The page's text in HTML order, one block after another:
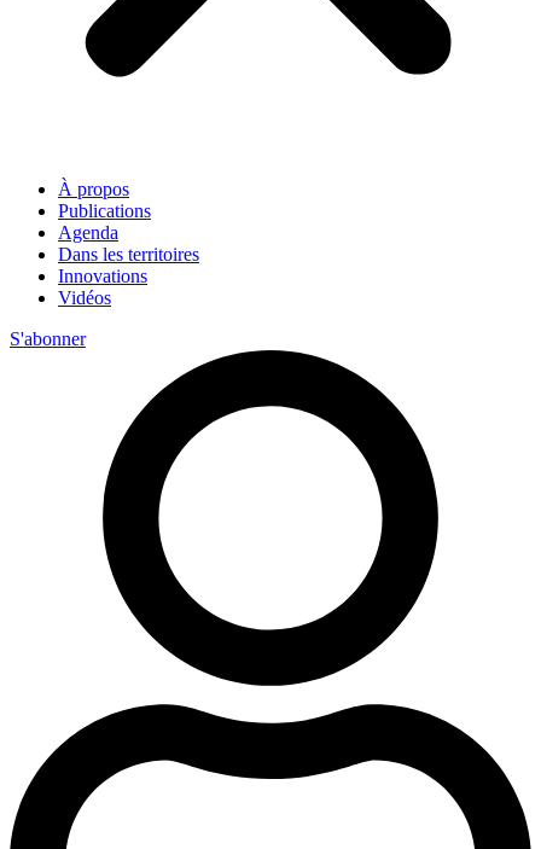
À propos
Publications
Agenda
Dans les territoires
Innovations
Vidéos
S'abonner